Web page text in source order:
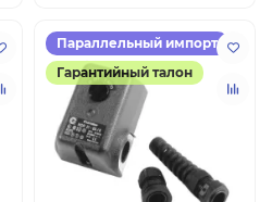
Параллельный импорт
Гарантийный талон